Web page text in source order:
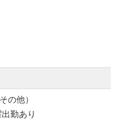
の他）
勤あり